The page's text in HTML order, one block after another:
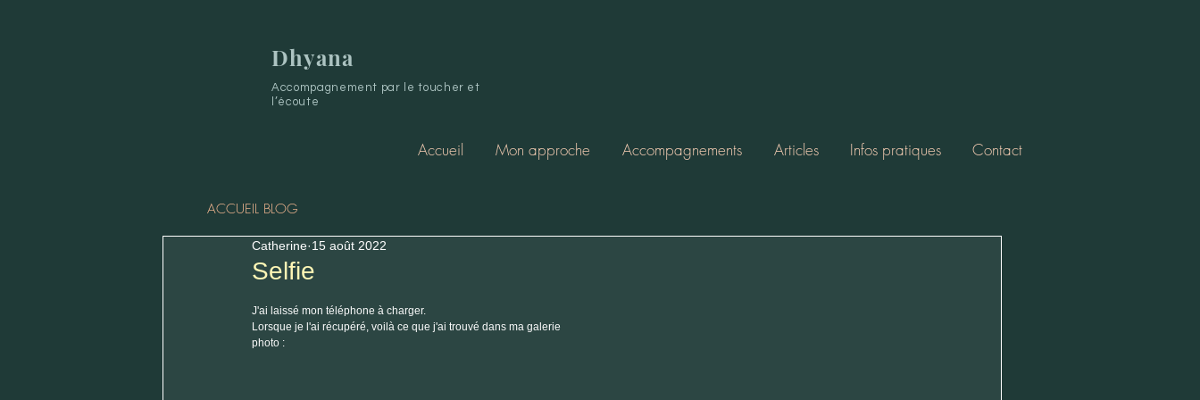
Dhyana
Accompagnement par le toucher et
l’écoute
Accueil Mon approche Accompagnements Articles Infos pratiques Contact
ACCUEIL BLOG
Selfie
Catherine 15 août 2022
J'ai laissé mon téléphone à charger.
Lorsque je l'ai récupéré, voilà ce que j'ai trouvé dans ma galerie
photo :